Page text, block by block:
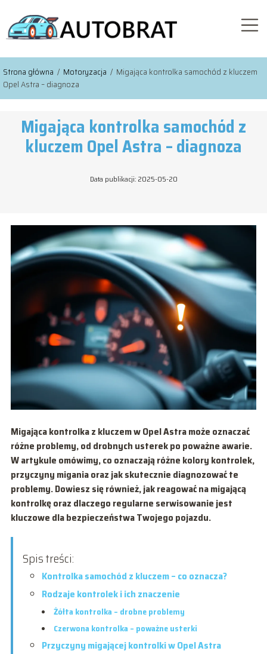
Strona główna / Motoryzacja / Migająca kontrolka samochód z kluczem
Opel Astra – diagnoza
Migająca kontrolka samochód z
kluczem Opel Astra – diagnoza
Data publikacji: 2025-05-20
Migająca kontrolka z kluczem w Opel Astra może oznaczać
różne problemy, od drobnych usterek po poważne awarie.
W artykule omówimy, co oznaczają różne kolory kontrolek,
przyczyny migania oraz jak skutecznie diagnozować te
problemy. Dowiesz się również, jak reagować na migającą
kontrolkę oraz dlaczego regularne serwisowanie jest
kluczowe dla bezpieczeństwa Twojego pojazdu.
Spis treści:
Kontrolka samochód z kluczem – co oznacza?
Rodzaje kontrolek i ich znaczenie
Żółta kontrolka – drobne problemy
Czerwona kontrolka – poważne usterki
Przyczyny migającej kontrolki w Opel Astra